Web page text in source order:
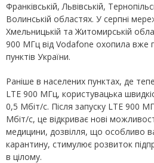
Франківській, Львівській,
Волинській областях. У серпні
Хмельницькій та Житомирській
900 МГц від Vodafone охопила вже
пунктів України.
Раніше в населених пунктах, де
LTE 900 МГц, користувацька
0,5 Мбіт/с. Після запуску LTE 900
Мбіт/с, це відкриває нові
медицини, дозвілля, що особливо
карантину, стимулює розвиток
в цілому.